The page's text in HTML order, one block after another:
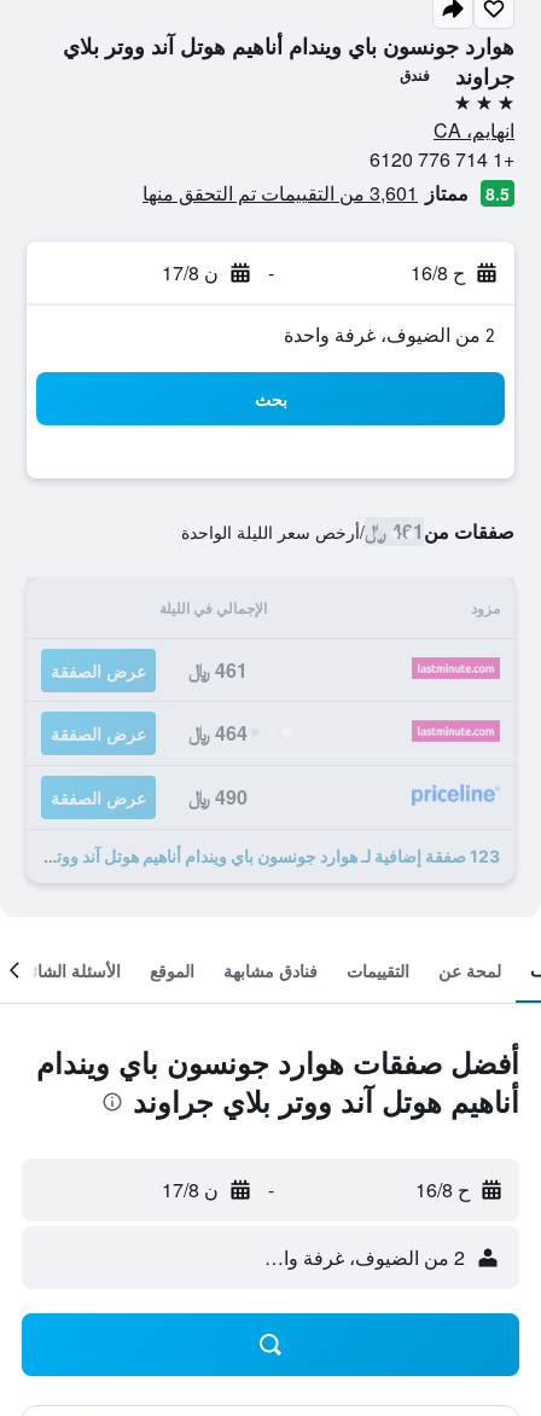
هوارد جونسون باي ويندام أناهيم هوتل آند ووتر بلاي
جراوند
فندق
3 نجوم
انهايم، CA
+1 714 776 6120
8.5 ممتاز 3,601 من التقييمات تم التحقق منها
ح 16/8 - ن 17/8
2 من الضيوف، غرفة واحدة
بحث
صفقات من461 ﷼ /أرخص سعر الليلة الواحدة
مزود الإجمالي في الليلة
461 ﷼ عرض الصفقة
464 ﷼ عرض الصفقة
490 ﷼ عرض الصفقة
123 صفقة إضافية لـ هوارد جونسون باي ويندام أناهيم هوتل آند ووتر بلاي جراوند
لمحة عن التقييمات فنادق مشابهة الموقع الأسئلة الشائعة
أفضل صفقات هوارد جونسون باي ويندام
أناهيم هوتل آند ووتر بلاي جراوند
ح 16/8 - ن 17/8
2 من الضيوف، غرفة واحدة